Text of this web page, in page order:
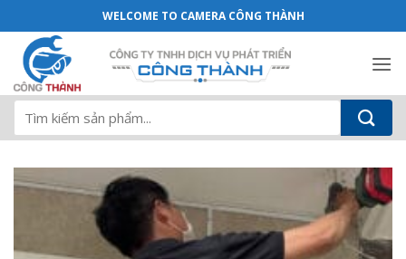
qua
dung
Dịch Vụ - Camera Công Thành
WELCOME TO CAMERA CÔNG THÀNH
Tìm
kiếm: